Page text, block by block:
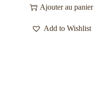
Ajouter au panier
Add to Wishlist